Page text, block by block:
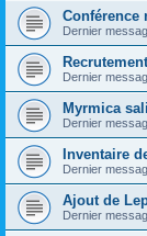
Conférence
Dernier
Dernier
Myrmica
Dernier
Inventaire
Dernier
Ajout de
Dernier